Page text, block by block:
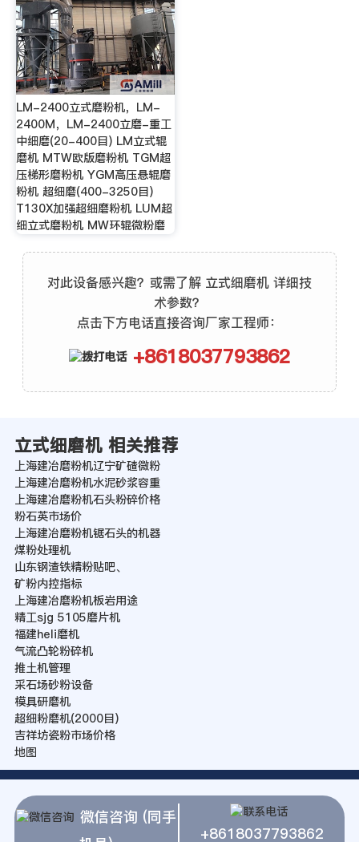
LM-2400立式磨粉机，LM-
2400M，LM-2400立磨-重工
中细磨(20-400目) LM立式辊
磨机 MTW欧版磨粉机 TGM超
压梯形磨粉机 YGM高压悬辊磨
粉机 超细磨(400-3250目)
T130X加强超细磨粉机 LUM超
细立式磨粉机 MW环辊微粉磨
对此设备感兴趣？或需了解 立式细磨机 详细技
术参数？
点击下方电话直接咨询厂家工程师：
+8618037793862
立式细磨机 相关推荐
上海建冶磨粉机辽宁矿碴微粉
上海建冶磨粉机水泥砂浆容重
上海建冶磨粉机石头粉碎价格
粉石英市场价
上海建冶磨粉机锯石头的机器
煤粉处理机
山东钢渣铁精粉贴吧、
矿粉内控指标
上海建冶磨粉机板岩用途
精工sjg 5105磨片机
福建heli磨机
气流凸轮粉碎机
推土机管理
采石场砂粉设备
模具研磨机
超细粉磨机(2000目)
吉祥坊瓷粉市场价格
地图
微信咨询 (同手
+8618037793862